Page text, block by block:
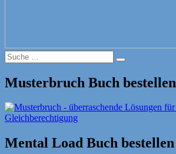
Suche
nach:
Suche
Musterbruch Buch bestellen
Mental Load Buch bestellen